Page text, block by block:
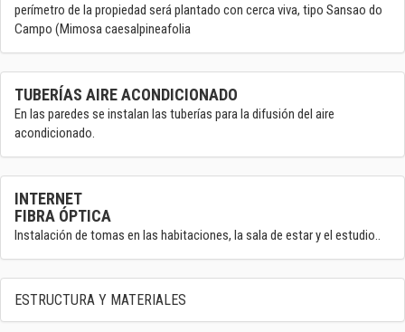
perímetro de la propiedad será plantado con cerca viva, tipo Sansao do
Campo (Mimosa caesalpineafolia
TUBERÍAS AIRE ACONDICIONADO
En las paredes se instalan las tuberías para la difusión del aire
acondicionado.
INTERNET
FIBRA ÓPTICA
Instalación de tomas en las habitaciones, la sala de estar y el estudio..
ESTRUCTURA Y MATERIALES